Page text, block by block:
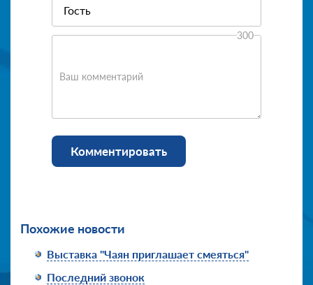
Ваш комментарий
300
Комментировать
Похожие новости
Выставка "Чаян приглашает смеяться"
Последний звонок